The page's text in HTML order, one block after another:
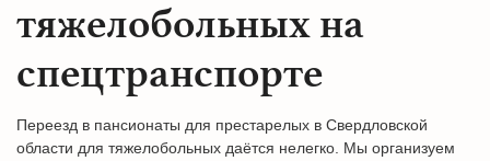
тяжелобольных на
спецтранспорте
Переезд в пансионаты для престарелых в Свердловской
области для тяжелобольных даётся нелегко. Мы организуем